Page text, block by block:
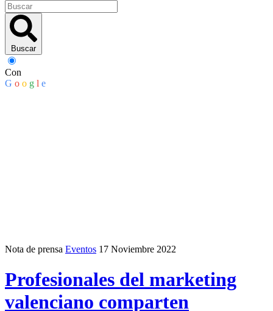
Buscar
Con
G o o g l e
Nota de prensa Eventos 17 Noviembre 2022
Profesionales del marketing
valenciano comparten